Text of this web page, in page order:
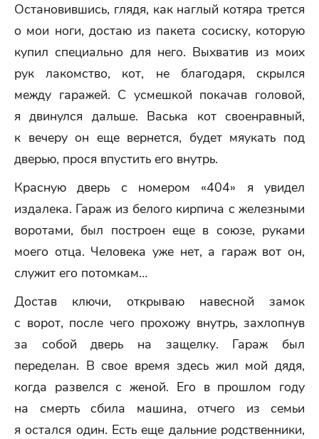
Остановившись, глядя, как наглый котяра трется
о мои ноги, достаю из пакета сосиску, которую
купил специально для него. Выхватив из моих
рук лакомство, кот, не благодаря, скрылся
между гаражей. С усмешкой покачав головой,
я двинулся дальше. Васька кот своенравный,
к вечеру он еще вернется, будет мяукать под
дверью, прося впустить его внутрь.
Красную дверь с номером «404» я увидел
издалека. Гараж из белого кирпича с железными
воротами, был построен еще в союзе, руками
моего отца. Человека уже нет, а гараж вот он,
служит его потомкам…
Достав ключи, открываю навесной замок
с ворот, после чего прохожу внутрь, захлопнув
за собой дверь на защелку. Гараж был
переделан. В свое время здесь жил мой дядя,
когда развелся с женой. Его в прошлом году
на смерть сбила машина, отчего из семьи
я остался один. Есть еще дальние родственники,